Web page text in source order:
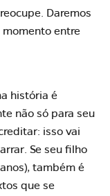
Daremos
momento entre
história é
não só para seu
isso vai
Se seu filho
também é
que se